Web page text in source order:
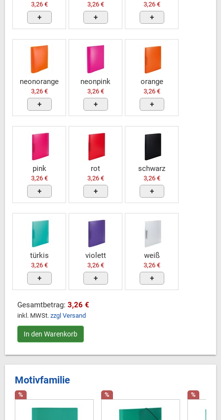
3,26 €
+
3,26 €
+
3,26 €
+
neonorange
3,26 €
+
neonpink
3,26 €
+
orange
3,26 €
+
pink
3,26 €
+
rot
3,26 €
+
schwarz
3,26 €
+
türkis
3,26 €
+
violett
3,26 €
+
weiß
3,26 €
+
Gesamtbetrag: 3,26 €
inkl. MWSt. zzgl Versand
In den Warenkorb
Motivfamilie
% % %